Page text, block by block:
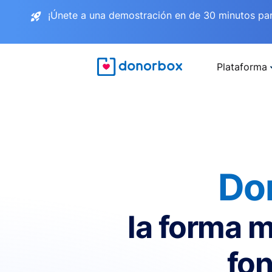
¡Únete a una demostración en de 30 minutos
Plataforma
la forma